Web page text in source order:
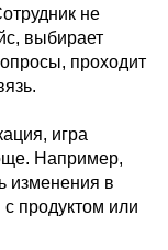
не
выбирает
проходит
игра
Например,
изменения в
с продуктом или